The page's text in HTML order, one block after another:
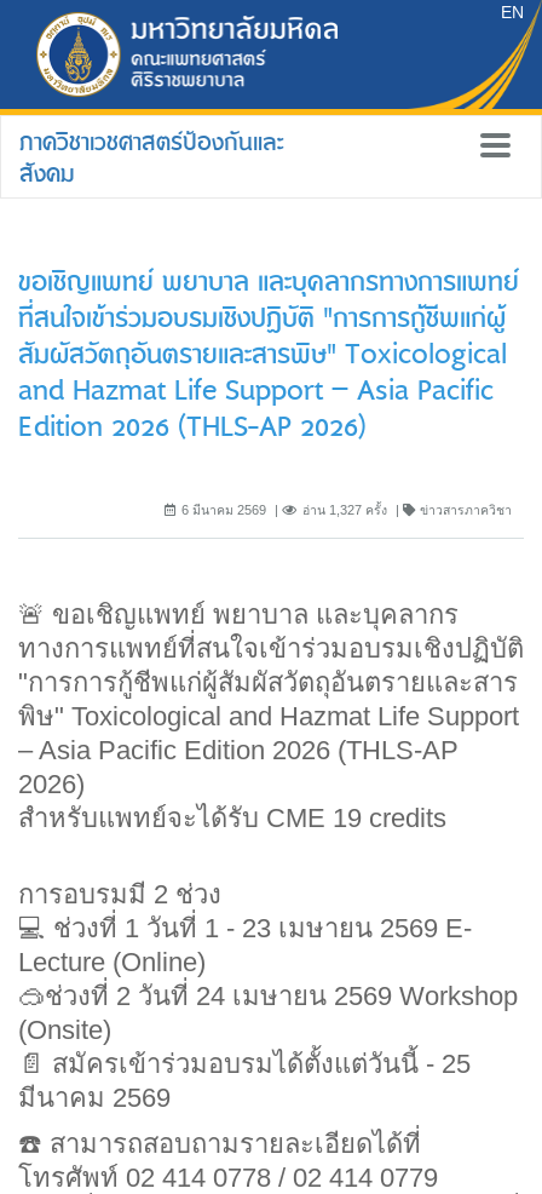
EN
ภาควิชาเวชศาสตร์ป้องกันและ
สังคม
ขอเชิญแพทย์ พยาบาล และบุคลากรทางการแพทย์
ที่สนใจเข้าร่วมอบรมเชิงปฏิบัติ "การการกู้ชีพแก่ผู้
สัมผัสวัตถุอันตรายและสารพิษ" Toxicological
and Hazmat Life Support – Asia Pacific
Edition 2026 (THLS-AP 2026)
6 มีนาคม 2569 อ่าน 1,327 ครั้ง ข่าวสารภาควิชา
🚨 ขอเชิญแพทย์ พยาบาล และบุคลากร
ทางการแพทย์ที่สนใจเข้าร่วมอบรมเชิงปฏิบัติ
"การการกู้ชีพแก่ผู้สัมผัสวัตถุอันตรายและสาร
พิษ" Toxicological and Hazmat Life Support
– Asia Pacific Edition 2026 (THLS-AP
2026)
สำหรับแพทย์จะได้รับ CME 19 credits
การอบรมมี 2 ช่วง
💻 ช่วงที่ 1 วันที่ 1 - 23 เมษายน 2569 E-
Lecture (Online)
🥽ช่วงที่ 2 วันที่ 24 เมษายน 2569 Workshop
(Onsite)
📄 สมัครเข้าร่วมอบรมได้ตั้งแต่วันนี้ - 25
มีนาคม 2569
☎️ สามารถสอบถามรายละเอียดได้ที่
โทรศัพท์ 02 414 0778 / 02 414 0779